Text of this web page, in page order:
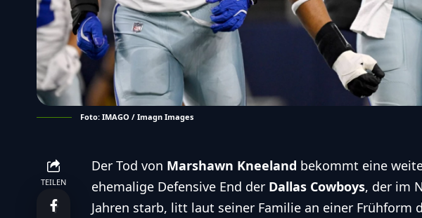
Foto: IMAGO / Imagn Images
TEILEN
Der Tod von Marshawn Kneeland bekommt eine
ehemalige Defensive End der Dallas Cowboys, der im
Jahren starb, litt laut seiner Familie an einer Frühform